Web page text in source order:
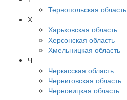
Тернопольская область
Х
Харьковская область
Херсонская область
Хмельницкая область
Ч
Черкасская область
Черниговская область
Черновицкая область